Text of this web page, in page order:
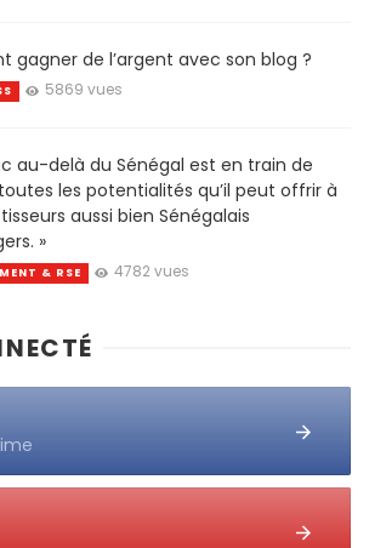
gagner de l’argent avec son blog ?
5869 vues
au-delà du Sénégal est en train de
les potentialités qu’il peut offrir à
aussi bien Sénégalais
»
& RSE 4782 vues